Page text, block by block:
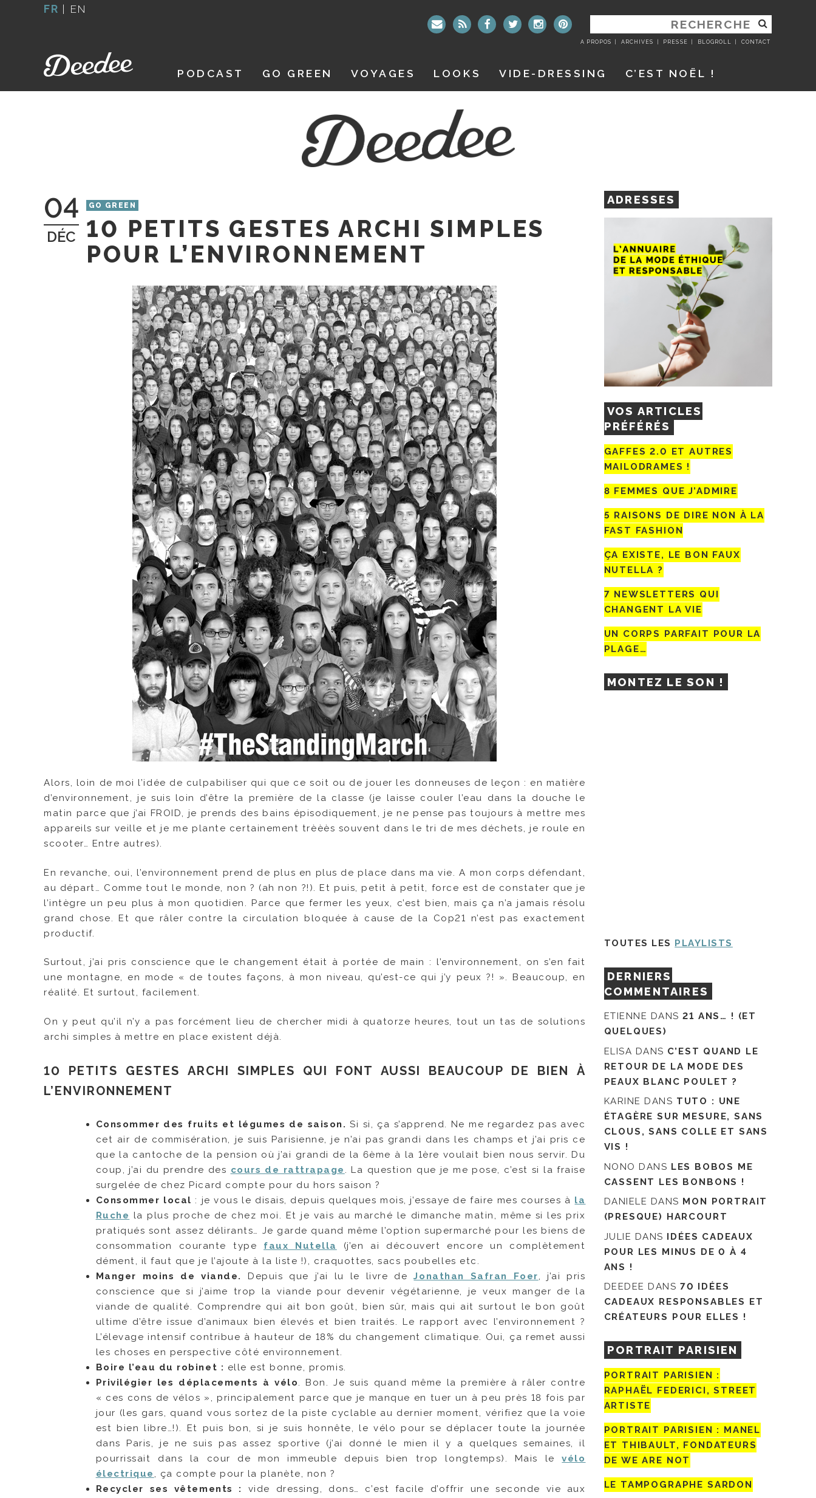
FR | EN
RECHERCHER
:
A PROPOS ARCHIVES PRESSE BLOGROLL CONTACT
PODCAST GO GREEN VOYAGES LOOKS VIDE-DRESSING C’EST NOËL !
04
DÉC
GO GREEN
10 PETITS GESTES ARCHI SIMPLES
POUR L’ENVIRONNEMENT
Alors, loin de moi l’idée de culpabiliser qui que ce soit ou de jouer les donneuses de leçon : en matière
d’environnement, je suis loin d’être la première de la classe (je laisse couler l’eau dans la douche le
matin parce que j’ai FROID, je prends des bains épisodiquement, je ne pense pas toujours à mettre mes
appareils sur veille et je me plante certainement trèèès souvent dans le tri de mes déchets, je roule en
scooter… Entre autres).
En revanche, oui, l’environnement prend de plus en plus de place dans ma vie. A mon corps défendant,
au départ… Comme tout le monde, non ? (ah non ?!). Et puis, petit à petit, force est de constater que je
l’intègre un peu plus à mon quotidien. Parce que fermer les yeux, c’est bien, mais ça n’a jamais résolu
grand chose. Et que râler contre la circulation bloquée à cause de la Cop21 n’est pas exactement
productif.
Surtout, j’ai pris conscience que le changement était à portée de main : l’environnement, on s’en fait
une montagne, en mode « de toutes façons, à mon niveau, qu’est-ce qui j’y peux ?! ». Beaucoup, en
réalité. Et surtout, facilement.
On y peut qu’il n’y a pas forcément lieu de chercher midi à quatorze heures, tout un tas de solutions
archi simples à mettre en place existent déjà.
10 PETITS GESTES ARCHI SIMPLES QUI FONT AUSSI BEAUCOUP DE BIEN À
L’ENVIRONNEMENT
Consommer des fruits et légumes de saison. Si si, ça s’apprend. Ne me regardez pas avec
cet air de commisération, je suis Parisienne, je n’ai pas grandi dans les champs et j’ai pris ce
que la cantoche de la pension où j’ai grandi de la 6ème à la 1ère voulait bien nous servir. Du
coup, j’ai du prendre des cours de rattrapage . La question que je me pose, c’est si la fraise
surgelée de chez Picard compte pour du hors saison ?
Consommer local : je vous le disais, depuis quelques mois, j’essaye de faire mes courses à la
Ruche la plus proche de chez moi. Et je vais au marché le dimanche matin, même si les prix
pratiqués sont assez délirants… Je garde quand même l’option supermarché pour les biens de
consommation courante type faux Nutella
(j’en ai découvert encore un complètement
dément, il faut que je l’ajoute à la liste !), craquottes, sacs poubelles etc.
Manger moins de viande.
Depuis que j’ai lu le livre deJonathan Safran Foer, j’ai pris
conscience que si j’aime trop la viande pour devenir végétarienne, je veux manger de la
viande de qualité. Comprendre qui ait bon goût, bien sûr, mais qui ait surtout le bon goût
ultime d’être issue d’animaux bien élevés et bien traités. Le rapport avec l’environnement ?
L’élevage intensif contribue à hauteur de 18% du changement climatique. Oui, ça remet aussi
les choses en perspective côté environnement.
Boire l’eau du robinet : elle est bonne, promis.
Privilégier les déplacements à vélo. Bon. Je suis quand même la première à râler contre
« ces cons de vélos », principalement parce que je manque en tuer un à peu près 18 fois par
jour (les gars, quand vous sortez de la piste cyclable au dernier moment, vérifiez que la voie
est bien libre…!). Et puis bon, si je suis honnête, le vélo pour se déplacer toute la journée
dans Paris, je ne suis pas assez sportive (j’ai donné le mien il y a quelques semaines, il
pourrissait dans la cour de mon immeuble depuis bien trop longtemps). Mais levélo
électrique , ça compte pour la planète, non ?
Recycler ses vêtements :
vide dressing, dons… c’est facile d’offrir une seconde vie aux
ADRESSES
VOS ARTICLES
PRÉFÉRÉS
GAFFES 2.0 ET AUTRES
MAILODRAMES !
8 FEMMES QUE J’ADMIRE
5 RAISONS DE DIRE NON À LA
FAST FASHION
ÇA EXISTE, LE BON FAUX
NUTELLA ?
7 NEWSLETTERS QUI
CHANGENT LA VIE
UN CORPS PARFAIT POUR LA
PLAGE…
MONTEZ LE SON !
TOUTES LES PLAYLISTS
DERNIERS
COMMENTAIRES
ETIENNE DANS21 ANS… ! (ET
QUELQUES)
ELISA DANS C’EST QUAND LE
RETOUR DE LA MODE DES
PEAUX BLANC POULET ?
KARINE DANS TUTO : UNE
ÉTAGÈRE SUR MESURE, SANS
CLOUS, SANS COLLE ET SANS
VIS !
NONO DANS LES BOBOS ME
CASSENT LES BONBONS !
DANIELE DANS MON PORTRAIT
(PRESQUE) HARCOURT
JULIE DANS IDÉES CADEAUX
POUR LES MINUS DE 0 À 4
ANS !
DEEDEE DANS 70 IDÉES
CADEAUX RESPONSABLES ET
CRÉATEURS POUR ELLES !
PORTRAIT PARISIEN
PORTRAIT PARISIEN :
RAPHAËL FEDERICI, STREET
ARTISTE
PORTRAIT PARISIEN : MANEL
ET THIBAULT, FONDATEURS
DE WE ARE NOT
LE TAMPOGRAPHE SARDON